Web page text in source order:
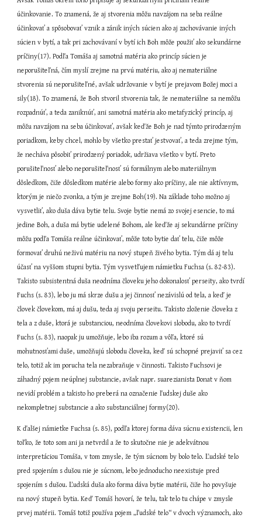
účinkovanie. To znamená, že aj stvorenia môžu navzájom na seba reálne
účinkovať a spôsobovať vznik a zánik iných súcien ako aj zachovávanie iných
súcien v bytí, a tak pri zachovávaní v bytí ich Boh môže použiť ako sekundárne
príčiny(17). Podľa Tomáša aj samotná matéria ako princíp súcien je
neporušiteľná, čím myslí zrejme na prvú matériu, ako aj nemateriálne
stvorenia sú neporušiteľné, avšak udržovanie v bytí je prejavom Božej moci a
sily(18). To znamená, že Boh stvoril stvorenia tak, že nemateriálne sa nemôžu
rozpadnúť, a teda zaniknúť, ani samotná matéria ako metafyzický princíp, aj
môžu navzájom na seba účinkovať, avšak keďže Boh je nad týmto prirodzeným
poriadkom, keby chcel, mohlo by všetko prestať jestvovať, a teda zrejme tým,
že necháva pôsobiť prirodzený poriadok, udržiava všetko v bytí. Preto
porušiteľnosť alebo neporušiteľnosť sú formálnym alebo materiálnym
dôsledkom, čiže dôsledkom matérie alebo formy ako príčiny, ale nie aktívnym,
ktorým je niečo zvonka, a tým je zrejme Boh(19). Na základe toho možno aj
vysvetliť, ako duša dáva bytie telu. Svoje bytie nemá zo svojej esencie, to má
jedine Boh, a duša má bytie udelené Bohom, ale keďže aj sekundárne príčiny
môžu podľa Tomáša reálne účinkovať, môže toto bytie dať telu, čiže môže
formovať druhú neživú matériu na nový stupeň živého bytia. Tým dá aj telu
účasť na vyššom stupni bytia. Tým vysvetľujem námietku Fuchsa (s. 82-83).
Takisto subsistentná duša neodníma človeku jeho dokonalosť perseity, ako tvrdí
Fuchs (s. 83), lebo ju má skrze dušu a jej činnosť nezávislú od tela, a keď je
človek človekom, má aj dušu, teda aj svoju perseitu. Takisto zloženie človeka z
tela a z duše, ktorá je substanciou, neodníma človekovi slobodu, ako to tvrdí
Fuchs (s. 83), naopak ju umožňuje, lebo iba rozum a vôľa, ktoré sú
mohutnosťami duše, umožňujú slobodu človeka, keď sú schopné prejaviť sa cez
telo, totiž ak im porucha tela nezabraňuje v činnosti. Takisto Fuchsovi je
záhadný pojem neúplnej substancie, avšak napr. suarezianista Donat v ňom
nevidí problém a takisto ho preberá na označenie ľudskej duše ako
nekompletnej substancie a ako substanciálnej formy(20).
K ďalšej námietke Fuchsa (s. 85), podľa ktorej forma dáva súcnu existencii, len
toľko, že toto som ani ja netvrdil a že to skutočne nie je adekvátnou
interpretáciou Tomáša, v tom zmysle, že tým súcnom by bolo telo. Ľudské telo
pred spojením s dušou nie je súcnom, lebo jednoducho neexistuje pred
spojením s dušou. Ľudská duša ako forma dáva bytie matérii, čiže ho povyšuje
na nový stupeň bytia. Keď Tomáš hovorí, že telu, tak telo tu chápe v zmysle
prvej matérii. Tomáš totiž používa pojem „ľudské telo“ v dvoch významoch, ako